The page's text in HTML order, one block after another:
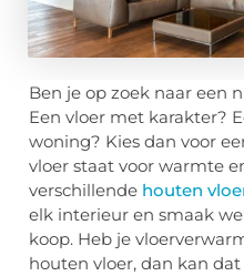
Ben je op zoek naar een
Een vloer met karakter?
woning? Kies dan voor
vloer staat voor warmte
verschillende houten
elk interieur en smaak
koop. Heb je
houten vloer, dan kan